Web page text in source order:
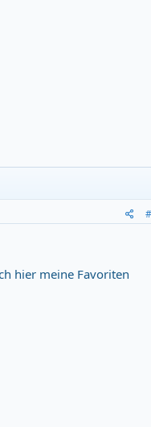
hier meine Favoriten